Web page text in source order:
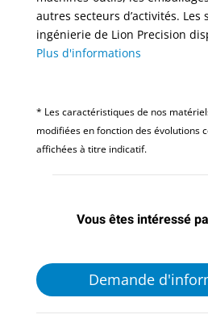
autres secteurs d’activités. Les
ingénierie de Lion Precision
Plus d'informations
* Les caractéristiques de nos
modifiées en fonction des évolutions
affichées à titre indicatif.
Vous êtes intéressé
Demande